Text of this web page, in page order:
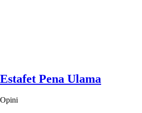
Estafet Pena Ulama
Opini